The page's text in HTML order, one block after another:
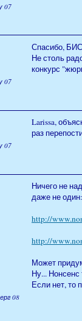
07
Спасибо,
Не столь
конкурс
07
Larissa,
раз
07
Ничего не
даже не один:
http://
http://
Может
Ну... Нонсенс
Если нет, то
08